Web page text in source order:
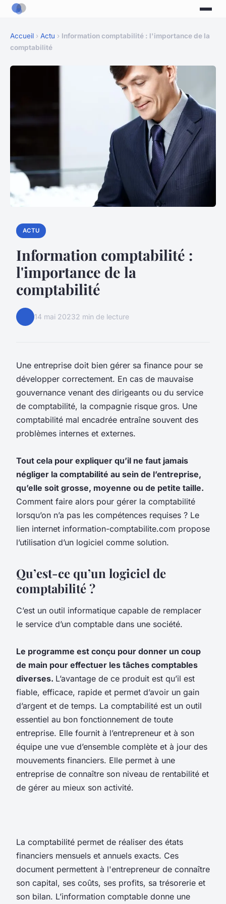
Accueil › Actu › Information comptabilité : l'importance de la
comptabilité
ACTU
Information comptabilité :
l'importance de la
comptabilité
14 mai 20232 min de lecture
Une entreprise doit bien gérer sa finance pour se
développer correctement. En cas de mauvaise
gouvernance venant des dirigeants ou du service
de comptabilité, la compagnie risque gros. Une
comptabilité mal encadrée entraîne souvent des
problèmes internes et externes.
Tout cela pour expliquer qu’il ne faut jamais
négliger la comptabilité au sein de l’entreprise,
qu’elle soit grosse, moyenne ou de petite taille.
Comment faire alors pour gérer la comptabilité
lorsqu’on n’a pas les compétences requises ? Le
lien internet information-comptabilite.com propose
l’utilisation d’un logiciel comme solution.
Qu’est-ce qu’un logiciel de
comptabilité ?
C’est un outil informatique capable de remplacer
le service d’un comptable dans une société.
Le programme est conçu pour donner un coup
de main pour effectuer les tâches comptables
diverses. L’avantage de ce produit est qu’il est
fiable, efficace, rapide et permet d’avoir un gain
d’argent et de temps. La comptabilité est un outil
essentiel au bon fonctionnement de toute
entreprise. Elle fournit à l’entrepreneur et à son
équipe une vue d’ensemble complète et à jour des
mouvements financiers. Elle permet à une
entreprise de connaître son niveau de rentabilité et
de gérer au mieux son activité.
La comptabilité permet de réaliser des états
financiers mensuels et annuels exacts. Ces
document permettent à l'entrepreneur de connaître
son capital, ses coûts, ses profits, sa trésorerie et
son bilan. L’information comptable donne une